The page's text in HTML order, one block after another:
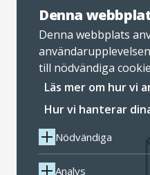
Denna
Denna webbplats
till nödvändiga
personuppgifter.
Läs mer om hur vi
Hur vi hanterar
Nödvändiga
Analys